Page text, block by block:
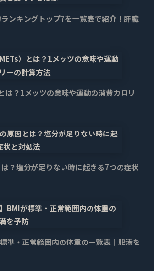
ンキングトップ7を一覧表で紹介！肝臓
は？1メッツの意味や運動の消費カロリ
？塩分が足りない時に起きる7つの症状
標準・正常範囲内の体重の一覧表｜肥満を